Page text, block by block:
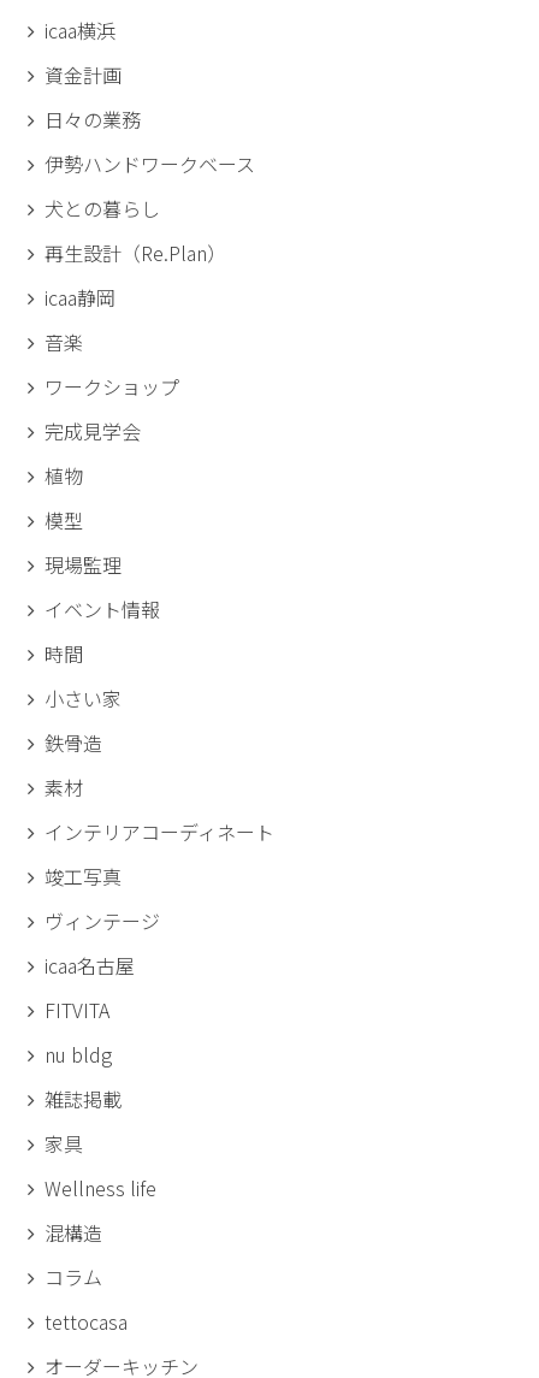
icaa横浜
資金計画
日々の業務
伊勢ハンドワークベース
犬との暮らし
再生設計（Re.Plan）
icaa静岡
音楽
ワークショップ
完成見学会
植物
模型
現場監理
イベント情報
時間
小さい家
鉄骨造
素材
インテリアコーディネート
竣工写真
ヴィンテージ
icaa名古屋
FITVITA
nu bldg
雑誌掲載
家具
Wellness life
混構造
コラム
tettocasa
オーダーキッチン